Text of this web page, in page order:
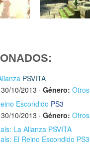
PSVITA
30/10/2013 · Género: Otros
Escondido PS3
30/10/2013 · Género: Otros
La Alianza PSVITA
El Reino Escondido PS3